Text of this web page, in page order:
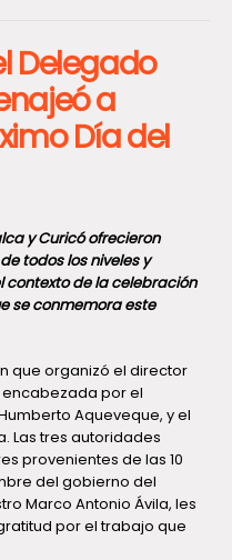
Delegado
a
Día del
y Curicó ofrecieron
todos los niveles y
contexto de la celebración
se conmemora este
que organizó el director
encabezada por el
Aqueveque, y el
Las tres autoridades
provenientes de las 10
del gobierno del
Marco Antonio Ávila, les
por el trabajo que